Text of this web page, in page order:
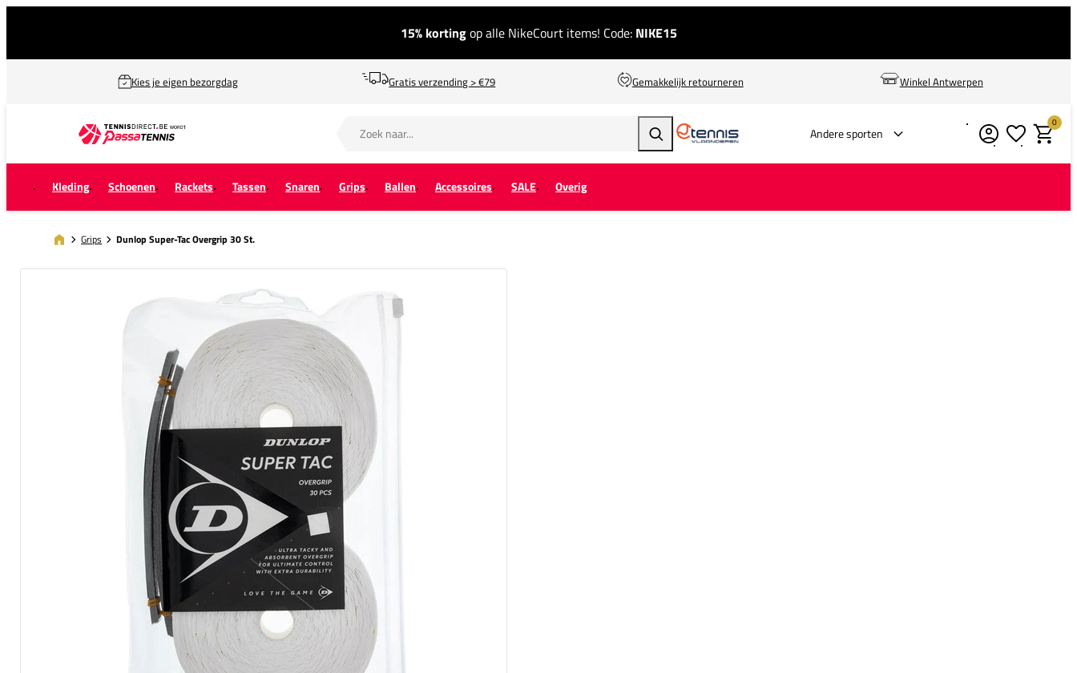
15% kortingop alle NikeCourt items! Code: NIKE15
Kies je eigen bezorgdag Gratis verzending > €79 Gemakkelijk retourneren Winkel Antwerpen
Zoeken Andere sporten Verlanglijstje
0
Kleding Schoenen Rackets Tassen Snaren Grips Ballen Accessoires SALE Overig
Grips Dunlop Super-Tac Overgrip 30 St.